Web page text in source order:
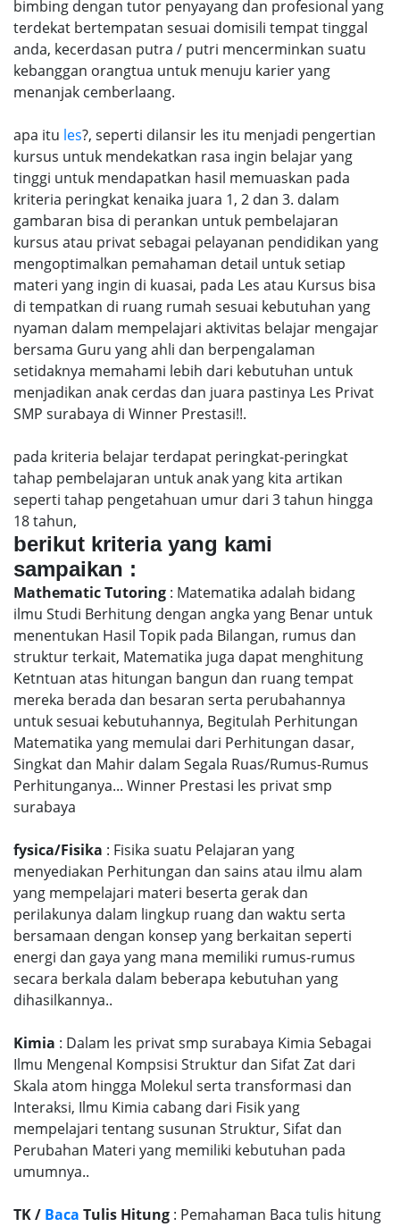
bimbing dengan tutor penyayang dan profesional yang
terdekat bertempatan sesuai domisili tempat tinggal
anda, kecerdasan putra / putri mencerminkan suatu
kebanggan orangtua untuk menuju karier yang
menanjak cemberlaang.
apa itu les?, seperti dilansir les itu menjadi pengertian
kursus untuk mendekatkan rasa ingin belajar yang
tinggi untuk mendapatkan hasil memuaskan pada
kriteria peringkat kenaika juara 1, 2 dan 3. dalam
gambaran bisa di perankan untuk pembelajaran
kursus atau privat sebagai pelayanan pendidikan yang
mengoptimalkan pemahaman detail untuk setiap
materi yang ingin di kuasai, pada Les atau Kursus bisa
di tempatkan di ruang rumah sesuai kebutuhan yang
nyaman dalam mempelajari aktivitas belajar mengajar
bersama Guru yang ahli dan berpengalaman
setidaknya memahami lebih dari kebutuhan untuk
menjadikan anak cerdas dan juara pastinya Les Privat
SMP surabaya di Winner Prestasi!!.
pada kriteria belajar terdapat peringkat-peringkat
tahap pembelajaran untuk anak yang kita artikan
seperti tahap pengetahuan umur dari 3 tahun hingga
18 tahun,
berikut kriteria yang kami
sampaikan :
Mathematic Tutoring : Matematika adalah bidang
ilmu Studi Berhitung dengan angka yang Benar untuk
menentukan Hasil Topik pada Bilangan, rumus dan
struktur terkait, Matematika juga dapat menghitung
Ketntuan atas hitungan bangun dan ruang tempat
mereka berada dan besaran serta perubahannya
untuk sesuai kebutuhannya, Begitulah Perhitungan
Matematika yang memulai dari Perhitungan dasar,
Singkat dan Mahir dalam Segala Ruas/Rumus-Rumus
Perhitunganya... Winner Prestasi les privat smp
surabaya
fysica/Fisika : Fisika suatu Pelajaran yang
menyediakan Perhitungan dan sains atau ilmu alam
yang mempelajari materi beserta gerak dan
perilakunya dalam lingkup ruang dan waktu serta
bersamaan dengan konsep yang berkaitan seperti
energi dan gaya yang mana memiliki rumus-rumus
secara berkala dalam beberapa kebutuhan yang
dihasilkannya..
Kimia : Dalam les privat smp surabaya Kimia Sebagai
Ilmu Mengenal Kompsisi Struktur dan Sifat Zat dari
Skala atom hingga Molekul serta transformasi dan
Interaksi, Ilmu Kimia cabang dari Fisik yang
mempelajari tentang susunan Struktur, Sifat dan
Perubahan Materi yang memiliki kebutuhan pada
umumnya..
TK / Baca Tulis Hitung : Pemahaman Baca tulis hitung